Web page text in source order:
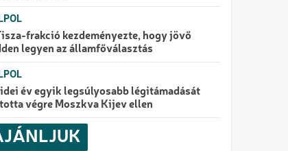
frakció kezdeményezte, hogy jövő
legyen az államfőválasztás
év egyik legsúlyosabb légitámadását
végre Moszkva Kijev ellen